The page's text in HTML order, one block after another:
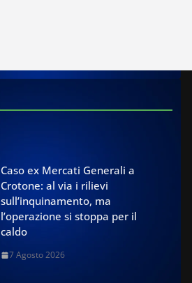
Caso ex Mercati Generali a
Crotone: al via i rilievi
sull’inquinamento, ma
l’operazione si stoppa per il
caldo
7 Agosto 2026